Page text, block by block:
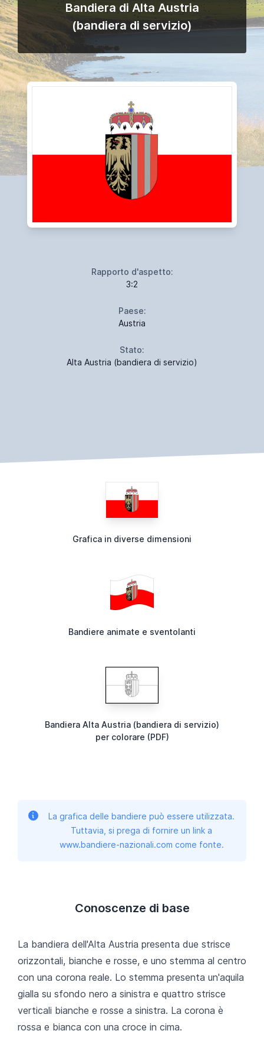
Bandiera di Alta Austria
(bandiera di servizio)
Rapporto d'aspetto:
3:2
Paese:
Austria
Stato:
Alta Austria (bandiera di servizio)
Grafica in diverse dimensioni
Bandiere animate e sventolanti
Bandiera Alta Austria (bandiera di servizio)
per colorare (PDF)
La grafica delle bandiere può essere utilizzata.
Tuttavia, si prega di fornire un link a
www.bandiere-nazionali.com come fonte.
Conoscenze di base
La bandiera dell'Alta Austria presenta due strisce
orizzontali, bianche e rosse, e uno stemma al centro
con una corona reale. Lo stemma presenta un'aquila
gialla su sfondo nero a sinistra e quattro strisce
verticali bianche e rosse a sinistra. La corona è
rossa e bianca con una croce in cima.